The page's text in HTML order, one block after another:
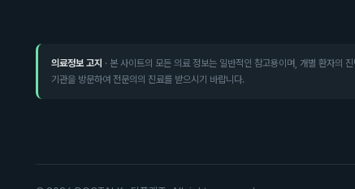
의료정보 고지 · 본 사이트의 모든 의료 정보는 일반적인 참고용이며, 개별 환자의
기관을 방문하여 전문의의 진료를 받으시기 바랍니다.